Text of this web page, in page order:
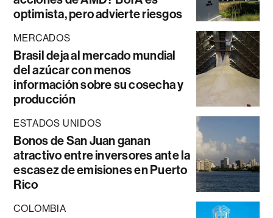
optimista, pero advierte riesgos
MERCADOS
Brasil deja al mercado mundial
del azúcar con menos
información sobre su cosecha y
producción
ESTADOS UNIDOS
Bonos de San Juan ganan
atractivo entre inversores ante la
escasez de emisiones en Puerto
Rico
COLOMBIA